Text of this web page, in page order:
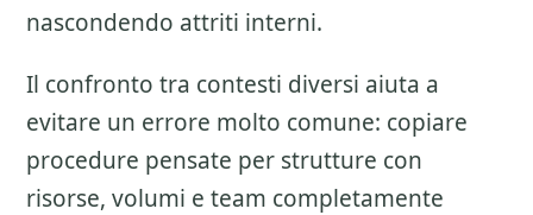
nascondendo attriti interni.
Il confronto tra contesti diversi aiuta a
evitare un errore molto comune: copiare
procedure pensate per strutture con
risorse, volumi e team completamente